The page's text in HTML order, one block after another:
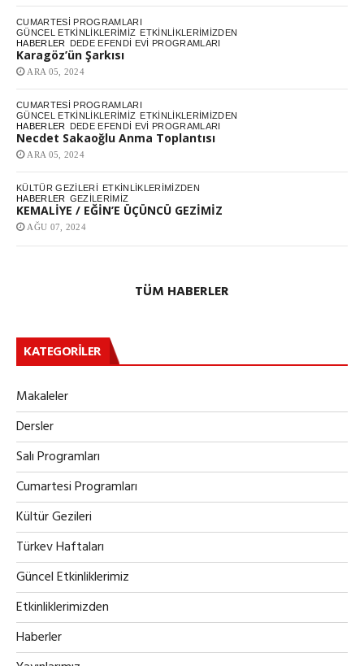
CUMARTESI PROGRAMLARI
GÜNCEL ETKINLIKLERIMIZ ETKINLIKLERIMIZDEN
HABERLER DEDE EFENDI EVI PROGRAMLARI
Karagöz’ün Şarkısı
ARA 05, 2024
CUMARTESI PROGRAMLARI
GÜNCEL ETKINLIKLERIMIZ ETKINLIKLERIMIZDEN
HABERLER DEDE EFENDI EVI PROGRAMLARI
Necdet Sakaoğlu Anma Toplantısı
ARA 05, 2024
KÜLTÜR GEZILERI ETKINLIKLERIMIZDEN
HABERLER GEZILERIMIZ
KEMALİYE / EĞİN’E ÜÇÜNCÜ GEZİMİZ
AĞU 07, 2024
TÜM HABERLER
KATEGORILER
Makaleler
Dersler
Salı Programları
Cumartesi Programları
Kültür Gezileri
Türkev Haftaları
Güncel Etkinliklerimiz
Etkinliklerimizden
Haberler